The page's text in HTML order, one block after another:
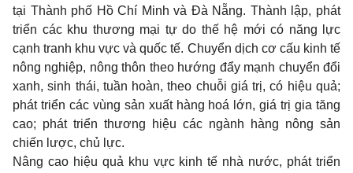
tại Thành phố Hồ Chí Minh và Đà Nẵng. Thành lập, phát
triển các khu thương mại tự do thế hệ mới có năng lực
cạnh tranh khu vực và quốc tế. Chuyển dịch cơ cấu kinh tế
nông nghiệp, nông thôn theo hướng đẩy mạnh chuyển đổi
xanh, sinh thái, tuần hoàn, theo chuỗi giá trị, có hiệu quả;
phát triển các vùng sản xuất hàng hoá lớn, giá trị gia tăng
cao; phát triển thương hiệu các ngành hàng nông sản
chiến lược, chủ lực.
Nâng cao hiệu quả khu vực kinh tế nhà nước, phát triển